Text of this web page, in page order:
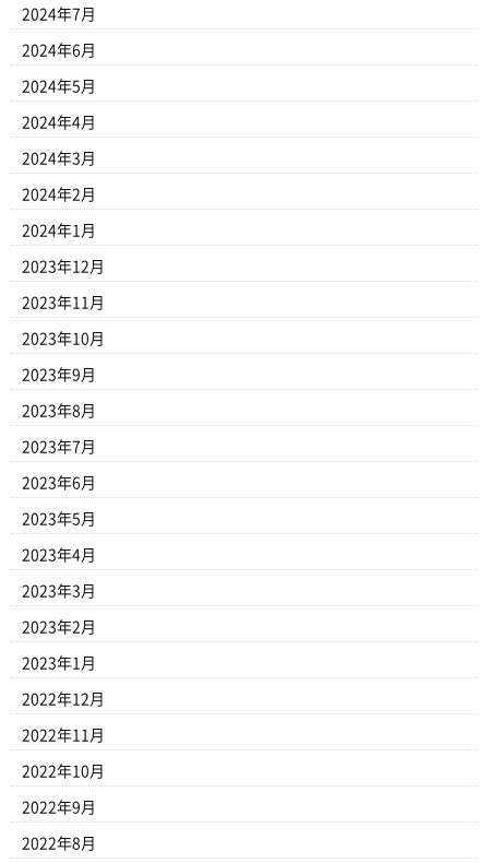
2024年7月
2024年6月
2024年5月
2024年4月
2024年3月
2024年2月
2024年1月
2023年12月
2023年11月
2023年10月
2023年9月
2023年8月
2023年7月
2023年6月
2023年5月
2023年4月
2023年3月
2023年2月
2023年1月
2022年12月
2022年11月
2022年10月
2022年9月
2022年8月